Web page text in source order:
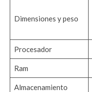
Dimensiones y peso
Procesador
Ram
Almacenamiento